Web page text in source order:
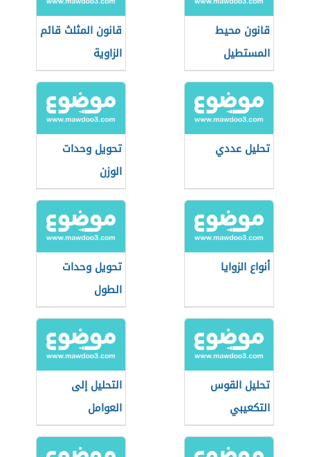
قانون محيط
المستطيل
قانون المثلث قائم
الزاوية
تحليل عددي
تحويل وحدات
الوزن
أنواع الزوايا
تحويل وحدات
الطول
تحليل القوس
التكعيبي
التحليل إلى
العوامل